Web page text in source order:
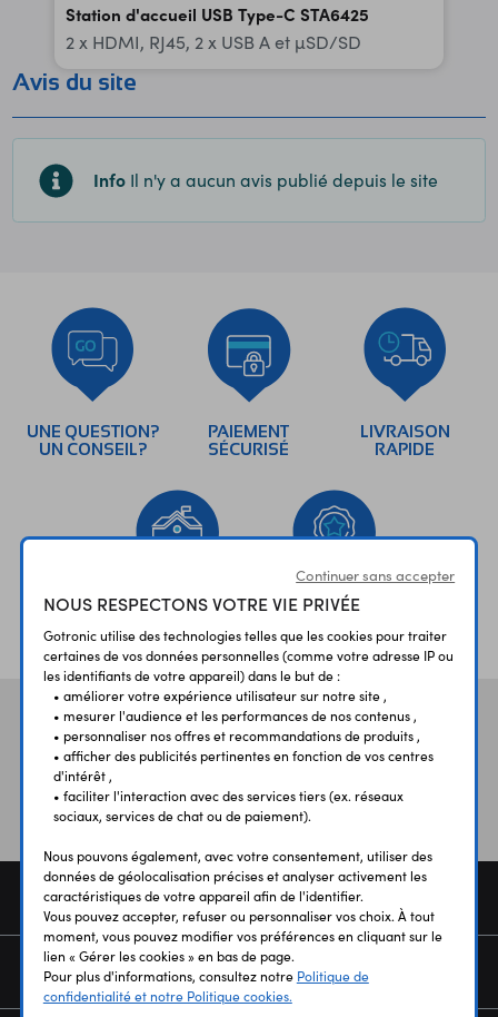
Station d'accueil USB Type-C STA6425
2 x HDMI, RJ45, 2 x USB A et µSD/SD
Avis du site
Info Il n'y a aucun avis publié depuis le site
UNE QUESTION?
UN CONSEIL?
PAIEMENT
SÉCURISÉ
LIVRAISON
RAPIDE
ÉTABLISSEMENTS
SCOLAIRES
PLUS 30 ANS
D’EXPERIENCE
Vos aviset témoignages
COMMANDE
SERVICES
Continuer sans accepter
NOUS RESPECTONS VOTRE VIE PRIVÉE
Gotronic utilise des technologies telles que les cookies pour traiter
certaines de vos données personnelles (comme votre adresse IP ou
les identifiants de votre appareil) dans le but de :
• améliorer votre expérience utilisateur sur notre site ,
• mesurer l'audience et les performances de nos contenus ,
• personnaliser nos offres et recommandations de produits ,
• afficher des publicités pertinentes en fonction de vos centres
d'intérêt ,
• faciliter l'interaction avec des services tiers (ex. réseaux
sociaux, services de chat ou de paiement).
Nous pouvons également, avec votre consentement, utiliser des
données de géolocalisation précises et analyser activement les
caractéristiques de votre appareil afin de l'identifier.
Vous pouvez accepter, refuser ou personnaliser vos choix. À tout
moment, vous pouvez modifier vos préférences en cliquant sur le
lien « Gérer les cookies » en bas de page.
Pour plus d'informations, consultez notre Politique de
confidentialité et notre Politique cookies.